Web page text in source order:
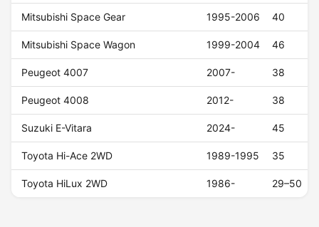
Mitsubishi Space Gear 1995-2006 40
Mitsubishi Space Wagon 1999-2004 46
Peugeot 4007 2007- 38
Peugeot 4008 2012- 38
Suzuki E-Vitara 2024- 45
Toyota Hi-Ace 2WD 1989-1995 35
Toyota HiLux 2WD 1986- 29–50